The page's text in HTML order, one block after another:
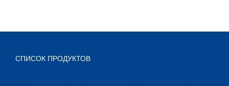
СПИСОК ПРОДУКТОВ